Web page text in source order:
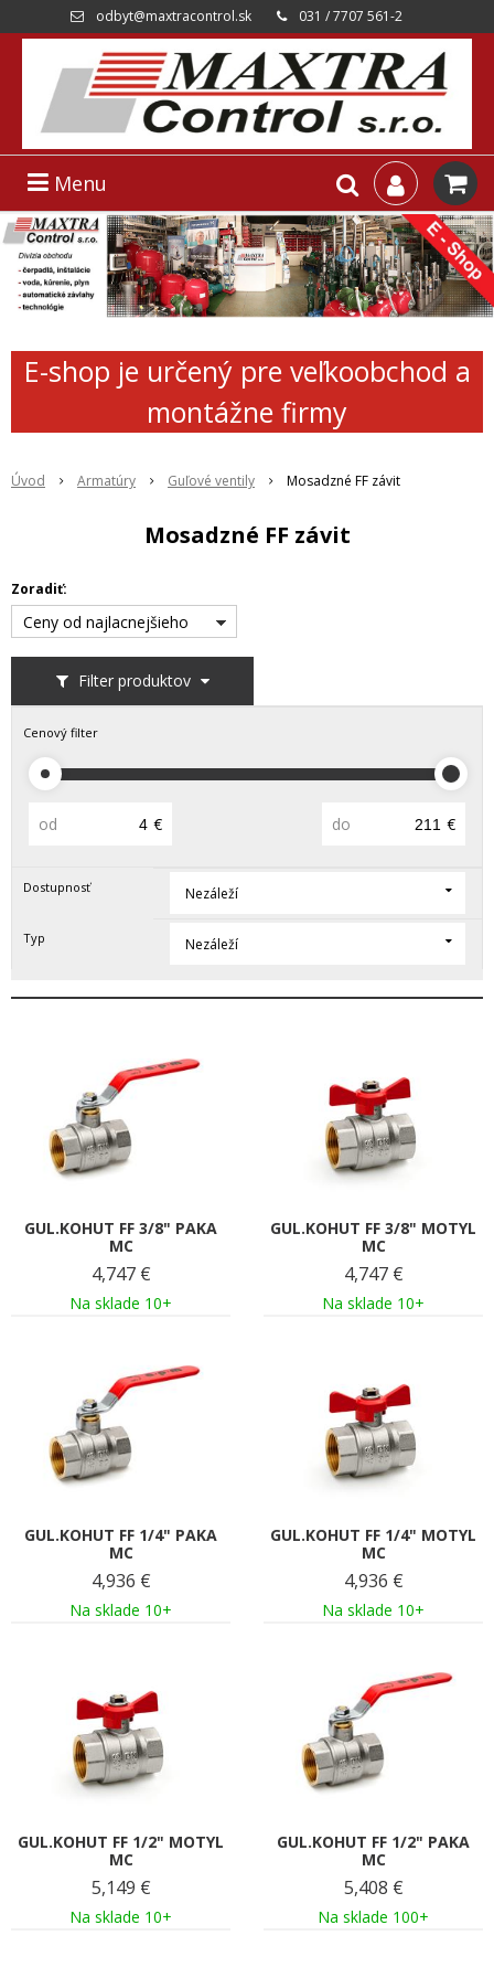
odbyt@maxtracontrol.sk 031 / 7707 561-2
Menu
E-shop je určený pre veľkoobchod a
montážne firmy
Úvod Armatúry Guľové ventily Mosadzné FF závit
Mosadzné FF závit
Filter produktov
Zoradiť:
Ceny od najlacnejšieho
Cenový filter
od € do €
Dostupnosť Nezáleží
Typ Nezáleží
GUL.KOHUT FF 3/8" PAKA
MC
4,747 €
Na sklade 10+
GUL.KOHUT FF 3/8" MOTYL
MC
4,747 €
Na sklade 10+
GUL.KOHUT FF 1/4" PAKA
MC
4,936 €
Na sklade 10+
GUL.KOHUT FF 1/4" MOTYL
MC
4,936 €
Na sklade 10+
GUL.KOHUT FF 1/2" MOTYL
MC
5,149 €
Na sklade 10+
GUL.KOHUT FF 1/2" PAKA
MC
5,408 €
Na sklade 100+